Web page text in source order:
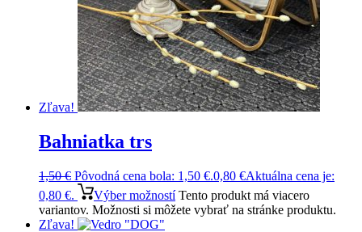
Zľava!
Bahniatka trs
1,50€ Pôvodná cena bola: 1,50 €.0,80 €Aktuálna cena je:
0,80 €.
Výber možností Tento produkt má viacero
variantov. Možnosti si môžete vybrať na stránke produktu.
Zľava!